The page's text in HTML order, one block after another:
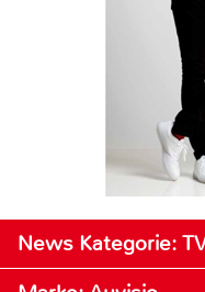
News Kategorie: